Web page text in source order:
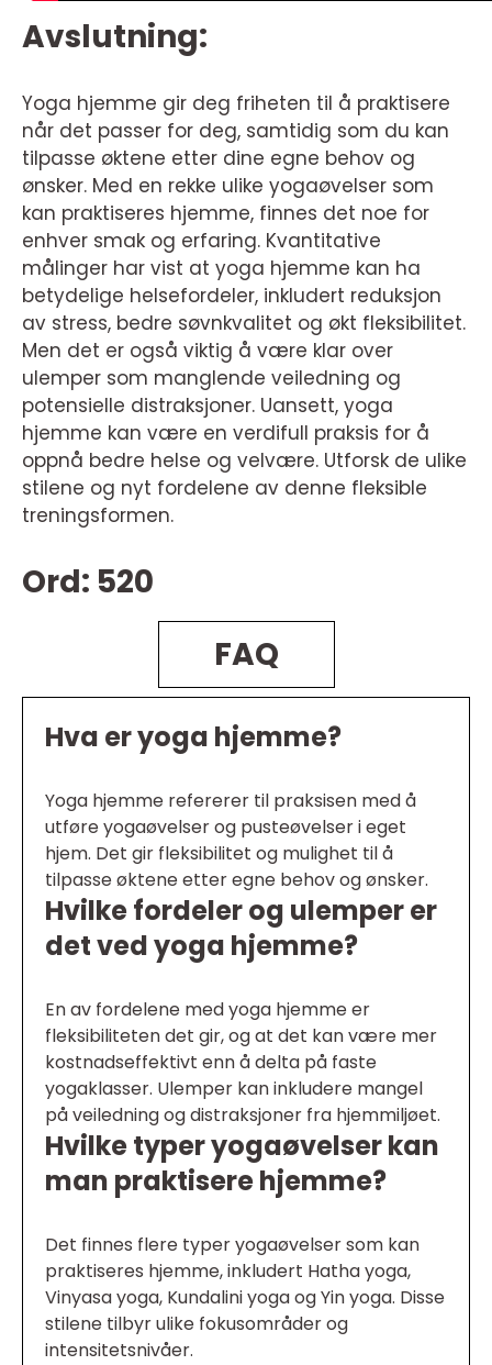
Avslutning:
Yoga hjemme gir deg friheten til å praktisere
når det passer for deg, samtidig som du kan
tilpasse øktene etter dine egne behov og
ønsker. Med en rekke ulike yogaøvelser som
kan praktiseres hjemme, finnes det noe for
enhver smak og erfaring. Kvantitative
målinger har vist at yoga hjemme kan ha
betydelige helsefordeler, inkludert reduksjon
av stress, bedre søvnkvalitet og økt fleksibilitet.
Men det er også viktig å være klar over
ulemper som manglende veiledning og
potensielle distraksjoner. Uansett, yoga
hjemme kan være en verdifull praksis for å
oppnå bedre helse og velvære. Utforsk de ulike
stilene og nyt fordelene av denne fleksible
treningsformen.
Ord: 520
FAQ
Hva er yoga hjemme?
Yoga hjemme refererer til praksisen med å
utføre yogaøvelser og pusteøvelser i eget
hjem. Det gir fleksibilitet og mulighet til å
tilpasse øktene etter egne behov og ønsker.
Hvilke fordeler og ulemper er
det ved yoga hjemme?
En av fordelene med yoga hjemme er
fleksibiliteten det gir, og at det kan være mer
kostnadseffektivt enn å delta på faste
yogaklasser. Ulemper kan inkludere mangel
på veiledning og distraksjoner fra hjemmiljøet.
Hvilke typer yogaøvelser kan
man praktisere hjemme?
Det finnes flere typer yogaøvelser som kan
praktiseres hjemme, inkludert Hatha yoga,
Vinyasa yoga, Kundalini yoga og Yin yoga. Disse
stilene tilbyr ulike fokusområder og
intensitetsnivåer.